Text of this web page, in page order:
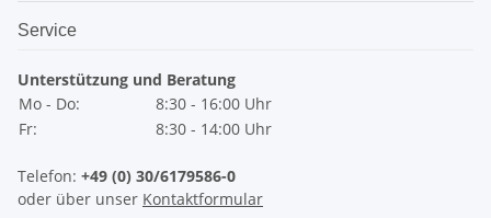
Service
Unterstützung und Beratung
Mo - Do:
8:30 - 16:00 Uhr
Fr:
8:30 - 14:00 Uhr
Telefon: +49 (0) 30/6179586-0
oder über unser Kontaktformular